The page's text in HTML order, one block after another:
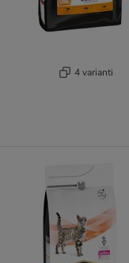
4 varianti